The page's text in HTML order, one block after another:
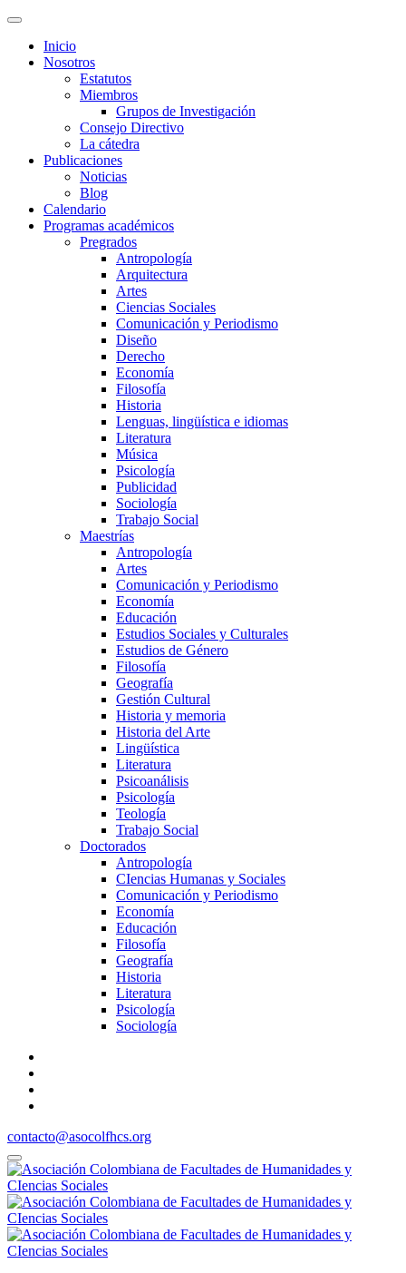
Inicio
Nosotros
Estatutos
Miembros
Grupos de Investigación
Consejo Directivo
La cátedra
Publicaciones
Noticias
Blog
Calendario
Programas académicos
Pregrados
Antropología
Arquitectura
Artes
Ciencias Sociales
Comunicación y Periodismo
Diseño
Derecho
Economía
Filosofía
Historia
Lenguas, lingüística e idiomas
Literatura
Música
Psicología
Publicidad
Sociología
Trabajo Social
Maestrías
Antropología
Artes
Comunicación y Periodismo
Economía
Educación
Estudios Sociales y Culturales
Estudios de Género
Filosofía
Geografía
Gestión Cultural
Historia y memoria
Historia del Arte
Lingüística
Literatura
Psicoanálisis
Psicología
Teología
Trabajo Social
Doctorados
Antropología
CIencias Humanas y Sociales
Comunicación y Periodismo
Economía
Educación
Filosofía
Geografía
Historia
Literatura
Psicología
Sociología
contacto@asocolfhcs.org